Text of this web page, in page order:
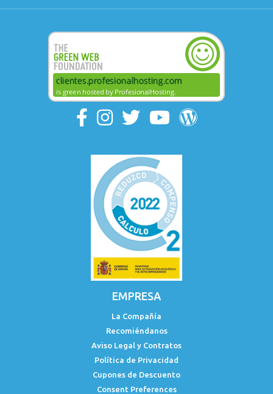
EMPRESA
La Compañía
Recomiéndanos
Aviso Legal y Contratos
Política de Privacidad
Cupones de Descuento
Consent Preferences